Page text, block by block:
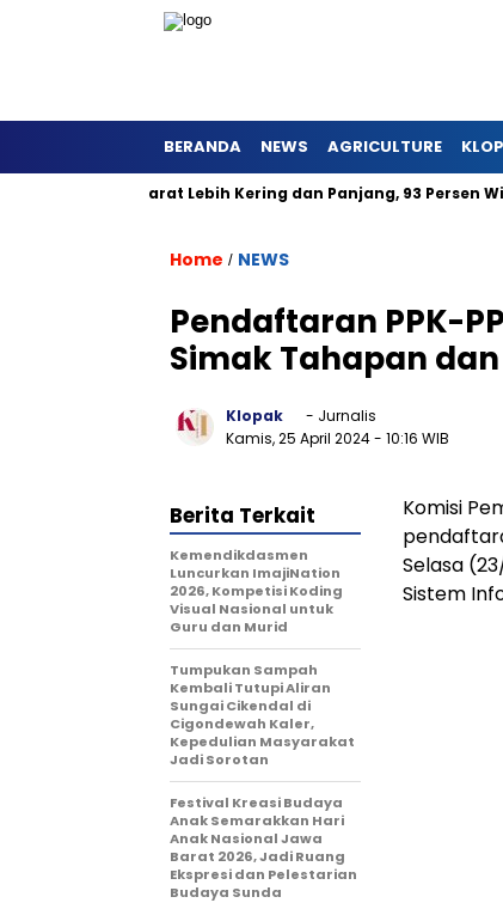
BERANDA NEWS AGRICULTURE
di Jawa Barat Lebih Kering dan Panjang, 93 Persen
Home / NEWS
Pendaftaran PPK-
Simak Tahapan
Klopak
- Jurnalis
Kamis, 25 April 2024- 10:16 WIB
Komisi
Selasa
Sistem
Berita Terkait
Kemendikdasmen
Luncurkan ImajiNation
2026, Kompetisi Koding
Visual Nasional untuk
Guru dan Murid
Tumpukan Sampah
Kembali Tutupi Aliran
Sungai Cikendal di
Cigondewah Kaler,
Kepedulian Masyarakat
Jadi Sorotan
Festival Kreasi Budaya
Anak Semarakkan Hari
Anak Nasional Jawa
Barat 2026, Jadi Ruang
Ekspresi dan Pelestarian
Budaya Sunda